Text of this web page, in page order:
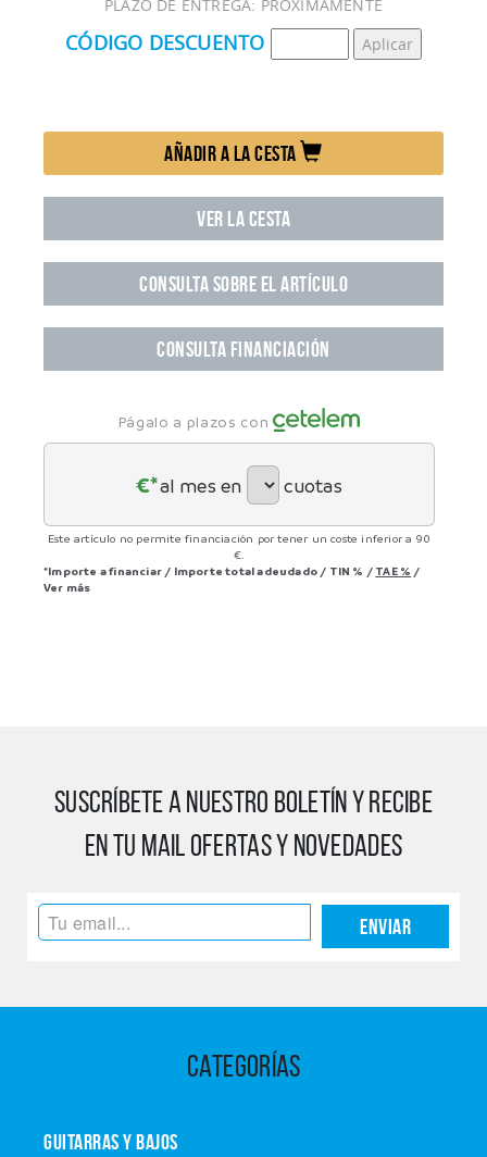
PLAZO DE ENTREGA: PRÓXIMAMENTE
CÓDIGO DESCUENTO
AÑADIR A LA CESTA
VER LA CESTA
CONSULTA SOBRE EL ARTÍCULO
CONSULTA FINANCIACIÓN
Págalo a plazos con
€*al mes en cuotas
Este artículo no permite financiación por tener un coste inferior a 90
€.
*Importe a financiar / Importe total adeudado / TIN % / TAE % /
Ver más
SUSCRÍBETE A NUESTRO BOLETÍN Y RECIBE
EN TU MAIL OFERTAS Y NOVEDADES
Enviar
CATEGORÍAS
GUITARRAS Y BAJOS